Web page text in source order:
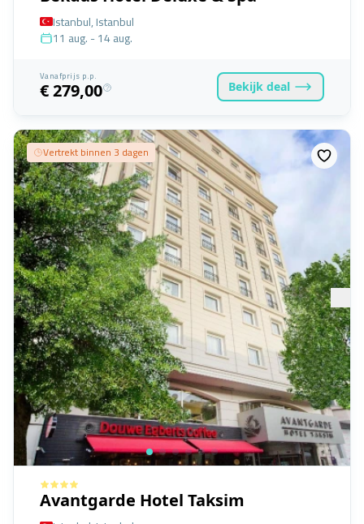
Istanbul, Istanbul
11 aug. - 14 aug.
Vanafprijs p.p.
€ 279,00 Bekijk deal
Vertrekt binnen 3 dagen
Avantgarde Hotel Taksim